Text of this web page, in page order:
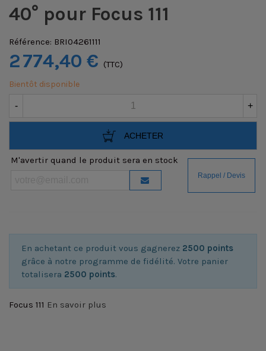
40° pour Focus 111
Référence: BRI04261111
2 774,40 € (TTC)
Bientôt disponible
- +
ACHETER
M'avertir quand le produit sera en stock
En achetant ce produit vous gagnerez 2500 points
grâce à notre programme de fidélité. Votre panier
totalisera 2500 points.
Focus 111 En savoir plus